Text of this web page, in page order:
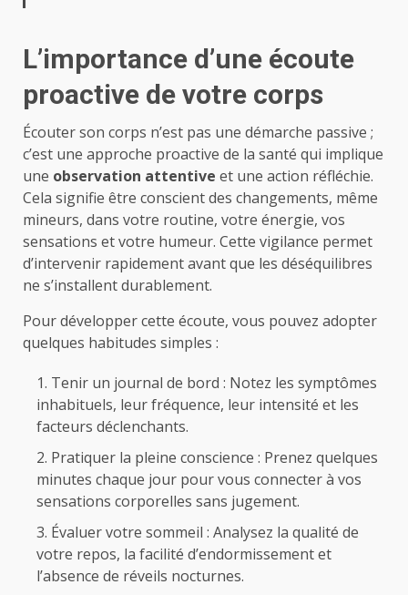
L’importance d’une écoute
proactive de votre corps
Écouter son corps n’est pas une démarche passive ;
c’est une approche proactive de la santé qui implique
une observation attentive et une action réfléchie.
Cela signifie être conscient des changements, même
mineurs, dans votre routine, votre énergie, vos
sensations et votre humeur. Cette vigilance permet
d’intervenir rapidement avant que les déséquilibres
ne s’installent durablement.
Pour développer cette écoute, vous pouvez adopter
quelques habitudes simples :
Tenir un journal de bord : Notez les symptômes
inhabituels, leur fréquence, leur intensité et les
facteurs déclenchants.
Pratiquer la pleine conscience : Prenez quelques
minutes chaque jour pour vous connecter à vos
sensations corporelles sans jugement.
Évaluer votre sommeil : Analysez la qualité de
votre repos, la facilité d’endormissement et
l’absence de réveils nocturnes.